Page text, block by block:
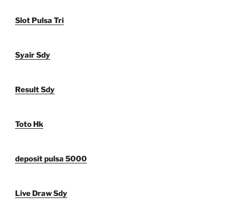
Slot Pulsa Tri
Syair Sdy
Result Sdy
Toto Hk
deposit pulsa 5000
Live Draw Sdy